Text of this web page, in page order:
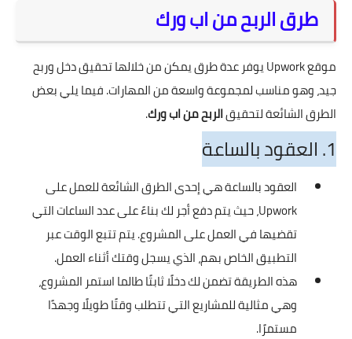
طرق الربح من اب ورك
موقع Upwork يوفر عدة طرق يمكن من خلالها تحقيق دخل وربح
جيد، وهو مناسب لمجموعة واسعة من المهارات. فيما يلي بعض
الطرق الشائعة لتحقيقالربح من اب ورك.
1. العقود بالساعة
العقود بالساعة هي إحدى الطرق الشائعة للعمل على
Upwork، حيث يتم دفع أجر لك بناءً على عدد الساعات التي
تقضيها في العمل على المشروع. يتم تتبع الوقت عبر
التطبيق الخاص بهم، الذي يسجل وقتك أثناء العمل.
هذه الطريقة تضمن لك دخلًا ثابتًا طالما استمر المشروع،
وهي مثالية للمشاريع التي تتطلب وقتًا طويلًا وجهدًا
مستمرًا.